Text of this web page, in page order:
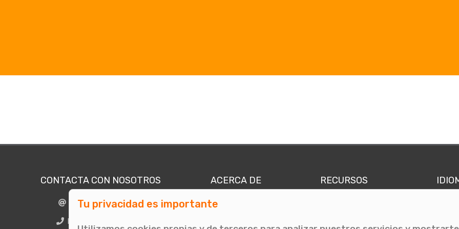
CONTACTA CON NOSOTROS
info@comunicae.com
BCN + 34 931 702 774
ACERCA DE
Quiénes somos
RECURSOS
Tu privacidad es importante